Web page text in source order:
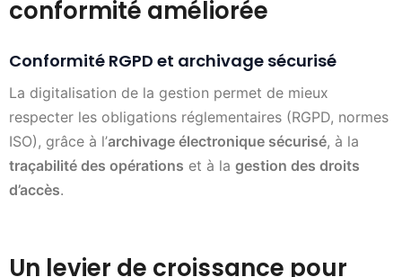
conformité améliorée
Conformité RGPD et archivage sécurisé
La digitalisation de la gestion permet de mieux
respecter les obligations réglementaires (RGPD, normes
ISO), grâce à l’archivage électronique sécurisé, à la
traçabilité des opérations et à la gestion des droits
d’accès.
Un levier de croissance pour